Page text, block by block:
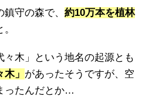
守の森で、 約10万本を植林
々木」という地名の起源とも
木」 があったそうですが、空
ったんだとか…